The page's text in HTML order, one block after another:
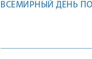
ВСЕМИРНЫЙ ДЕНЬ